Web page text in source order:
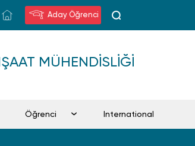
Aday Öğrenci
MÜHENDISLIĞI
Öğrenci International